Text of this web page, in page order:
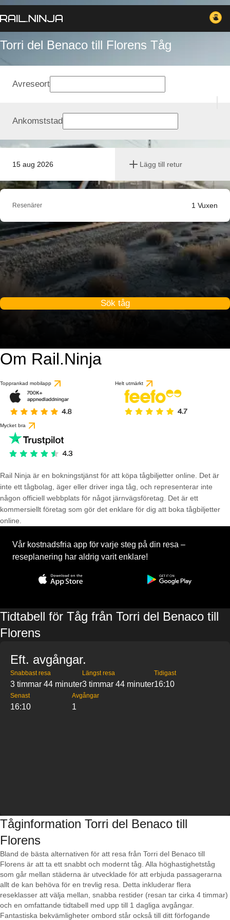
Torri del Benaco till Florens Tåg
15 aug 2026 Lägg till retur
Avreseort
Ankomststad
Resenärer 1 Vuxen
Sök tåg
Om Rail.Ninja
Topprankad mobilapp Helt utmärkt
Mycket bra
Rail Ninja är en bokningstjänst för att köpa tågbiljetter online. Det är
inte ett tågbolag, äger eller driver inga tåg, och representerar inte
någon officiell webbplats för något järnvägsföretag. Det är ett
kommersiellt företag som gör det enklare för dig att boka tågbiljetter
online.
Vår kostnadsfria app för varje steg på din resa –
reseplanering har aldrig varit enklare!
Tidtabell för Tåg från Torri del Benaco till
Florens
Eft. avgångar.
Snabbast resa
3 timmar 44 minuter
Längst resa
3 timmar 44 minuter
Tidigast
16:10
Senast
16:10
Avgångar
1
Tåginformation Torri del Benaco till
Florens
Bland de bästa alternativen för att resa från Torri del Benaco till
Florens är att ta ett snabbt och modernt tåg. Alla höghastighetståg
som går mellan städerna är utvecklade för att erbjuda passagerarna
allt de kan behöva för en trevlig resa. Detta inkluderar flera
reseklasser att välja mellan, snabba restider (resan tar cirka 4 timmar)
och en omfattande tidtabell med upp till 1 dagliga avgångar.
Fantastiska bekvämligheter ombord står också till ditt förfogande